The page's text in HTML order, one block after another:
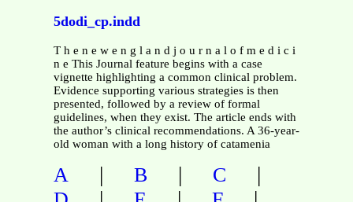
5dodi_cp.indd
T h e n e w e n g l a n d j o u r n a l o f m e d i c i
n e This Journal feature begins with a case
vignette highlighting a common clinical problem.
Evidence supporting various strategies is then
presented, followed by a review of formal
guidelines, when they exist. The article ends with
the author’s clinical recommendations. A 36-year-
old woman with a long history of catamenia
A | B | C |